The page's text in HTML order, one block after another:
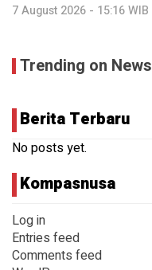
7 August 2026 - 15:16 WIB
Trending on News
Berita Terbaru
No posts yet.
Kompasnusa
Log in
Entries feed
Comments feed